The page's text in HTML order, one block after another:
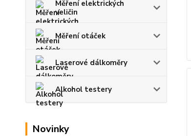
Měření elektrických
veličin
Měření otáček
Laserové dálkoměry
Alkohol testery
Novinky